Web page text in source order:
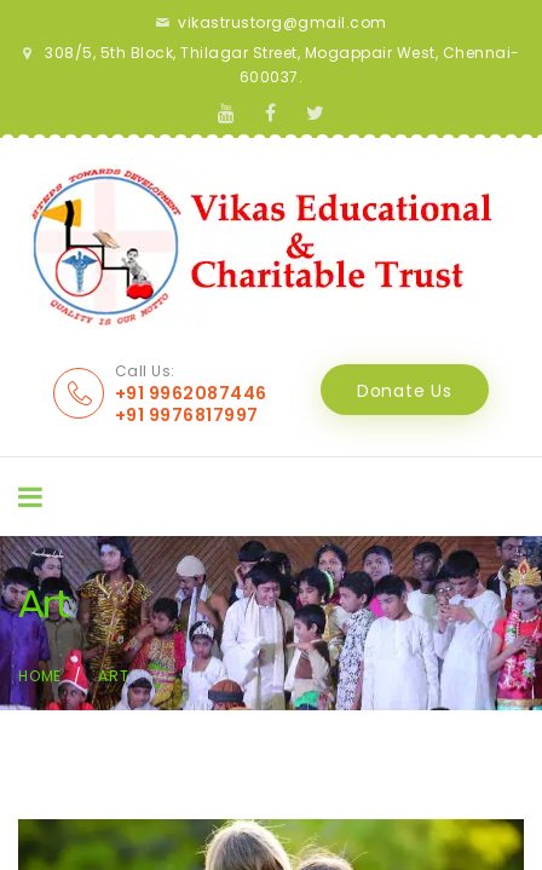
vikastrustorg@gmail.com
308/5, 5th Block, Thilagar Street, Mogappair West, Chennai-
600037.
Call Us:
+91 9962087446
+91 9976817997
Donate Us
Art
HOME ART